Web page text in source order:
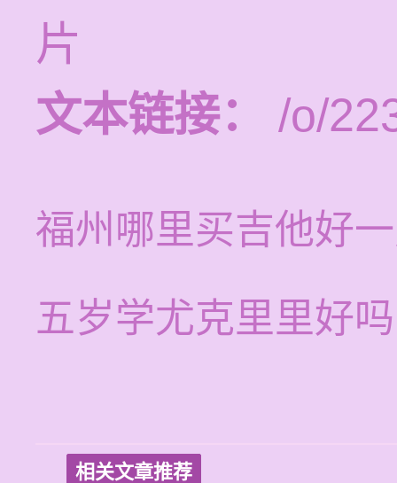
片
文本链接：
/o/
福州哪里买吉他好
五岁学尤克里里好吗
相关文章推荐